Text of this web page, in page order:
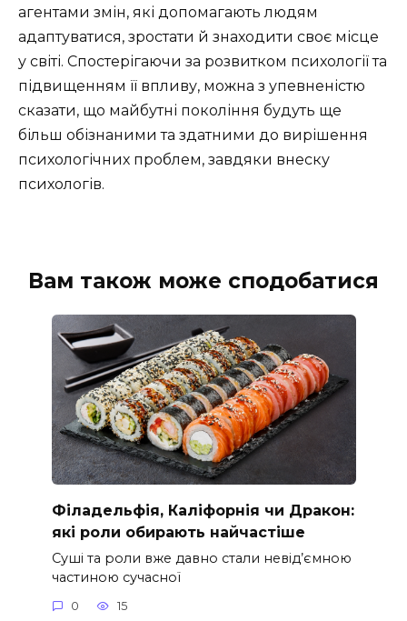
агентами змін, які допомагають людям
адаптуватися, зростати й знаходити своє місце
у світі. Спостерігаючи за розвитком психології та
підвищенням її впливу, можна з упевненістю
сказати, що майбутні покоління будуть ще
більш обізнаними та здатними до вирішення
психологічних проблем, завдяки внеску
психологів.
Вам також може сподобатися
Філадельфія, Каліфорнія чи Дракон:
які роли обирають найчастіше
Суші та роли вже давно стали невід’ємною
частиною сучасної
0 15